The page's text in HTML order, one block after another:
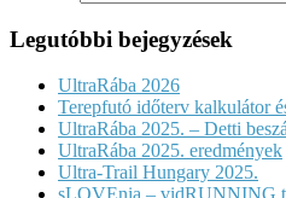
Legutóbbi bejegyzések
UltraRába 2026
Terepfutó időterv kalkulátor
UltraRába 2025. – Detti
UltraRába 2025. eredmények
Ultra-Trail Hungary 2025.